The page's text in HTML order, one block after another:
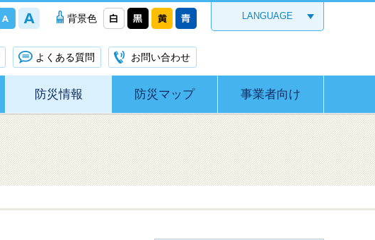
背景色 LANGUAGE
よくある質問 お問い合わせ
防災情報 防災マップ 事業者向け